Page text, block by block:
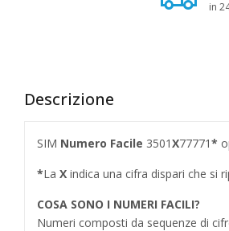
in
Descrizione
SIM Numero Facile 3501X77771*
*La X indica una cifra dispari che si
COSA SONO I NUMERI FACILI?
Numeri composti da sequenze di